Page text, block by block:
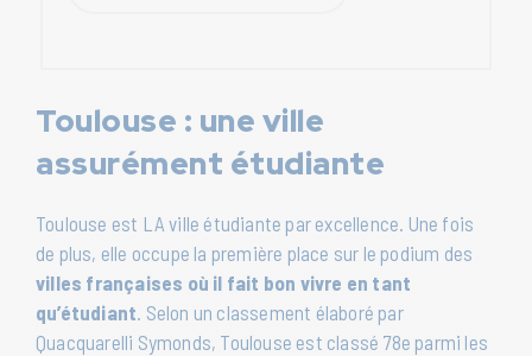
Toulouse : une ville
assurément étudiante
Toulouse est LA ville étudiante par excellence. Une fois
de plus, elle occupe la première place sur le podium des
villes françaises où il fait bon vivre en tant
qu’étudiant. Selon un classement élaboré par
Quacquarelli Symonds, Toulouse est classé 78e parmi les